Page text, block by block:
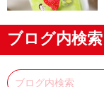
ブログ内検索